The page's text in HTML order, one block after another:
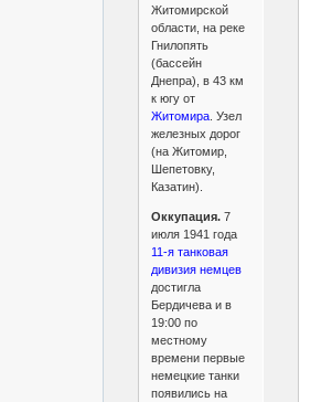
Житомирской
области, на реке
Гнилопять
(бассейн
Днепра), в 43 км
к югу от
Житомира. Узел
железных дорог
(на Житомир,
Шепетовку,
Казатин).
Оккупация.7
июля 1941 года
11-я танковая
дивизия немцев
достигла
Бердичева и в
19:00 по
местному
времени первые
немецкие танки
появились на